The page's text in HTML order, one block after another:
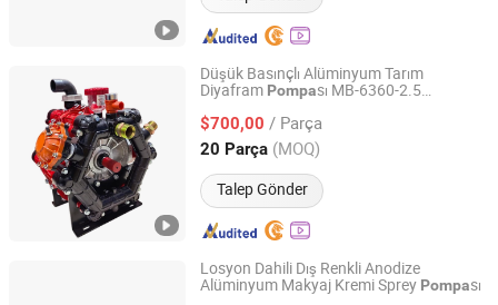
Düşük Basınçlı Alüminyum Tarım
Diyafram Pompası MB-6360-2.5
$700,00 / Parça
20 Parça (MOQ)
Talep Gönder
Taizhou Jusheng Machinery Manufacturing Co., Ltd.
Zhejiang, China Fiyat 2025
Losyon Dahili Dış Renkli Anodize
Alüminyum Makyaj Kremi Sprey Pompası
Wuxi Sunmart Science and Technology Co., Ltd.